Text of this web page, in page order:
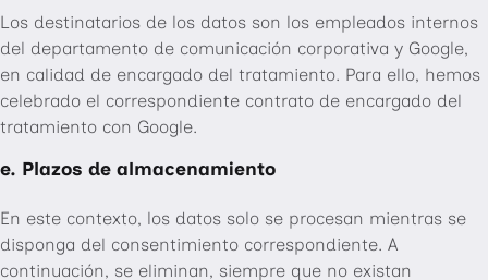
Los destinatarios de los datos son los empleados internos
del departamento de comunicación corporativa y Google,
en calidad de encargado del tratamiento. Para ello, hemos
celebrado el correspondiente contrato de encargado del
tratamiento con Google.
e. Plazos de almacenamiento
En este contexto, los datos solo se procesan mientras se
disponga del consentimiento correspondiente. A
continuación, se eliminan, siempre que no existan